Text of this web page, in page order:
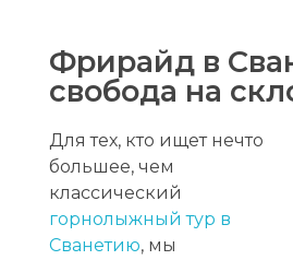
Фрирайд в
свобода на
Для тех, кто ищет нечто
большее, чем
классический
горнолыжный тур в
Сванетию, мы